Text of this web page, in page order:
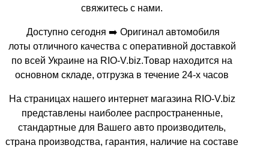
свяжитесь с нами.
Доступно сегодня ➡️ Оригинал автомобиля
лоты отличного качества с оперативной доставкой
по всей Украине на RIO-V.biz.Товар находится на
основном складе, отгрузка в течение 24-х часов
На страницах нашего интернет магазина RIO-V.biz
представлены наиболее распространенные,
стандартные для Вашего авто производитель,
страна производства, гарантия, наличие на составе